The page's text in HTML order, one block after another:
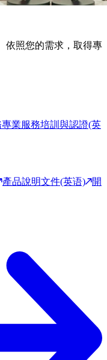
依照您的需求，取得專
專業服務培訓與認證(英
產品說明文件(英语)
開